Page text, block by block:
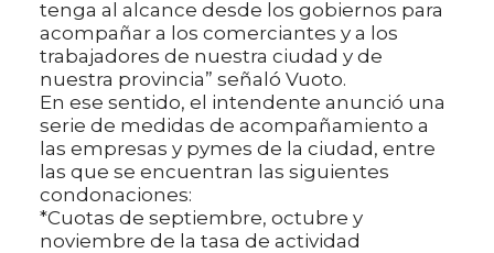
tenga al alcance desde los gobiernos para
acompañar a los comerciantes y a los
trabajadores de nuestra ciudad y de
nuestra provincia” señaló Vuoto.
En ese sentido, el intendente anunció una
serie de medidas de acompañamiento a
las empresas y pymes de la ciudad, entre
las que se encuentran las siguientes
condonaciones:
*Cuotas de septiembre, octubre y
noviembre de la tasa de actividad